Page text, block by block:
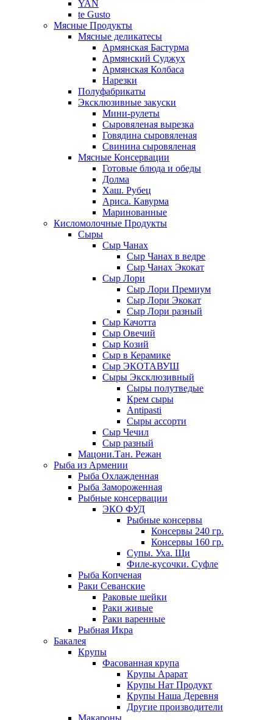
YAN
te Gusto
Мясные Продукты
Мясные деликатесы
Армянская Бастурма
Армянский Суджух
Армянская Колбаса
Нарезки
Полуфабрикаты
Эксклюзивные закуски
Мини-рулеты
Сыровяленая вырезка
Говядина сыровяленая
Свинина сыровяленая
Мясные Консервации
Готовые блюда и обеды
Долма
Хаш. Рубец
Ариса. Кавурма
Маринованные
Кисломолочные Продукты
Сыры
Сыр Чанах
Сыр Чанах в ведре
Сыр Чанах Экокат
Сыр Лори
Сыр Лори Премиум
Сыр Лори Экокат
Сыр Лори разный
Сыр Качотта
Сыр Овечий
Сыр Козий
Сыр в Керамике
Сыр ЭКОТАВУШ
Сыры Эксклюзивный
Сыры полутведые
Крем сыры
Antipasti
Сыры ассорти
Сыр Чечил
Сыр разный
Мацони.Тан. Режан
Рыба из Армении
Рыба Охлажденная
Рыба Замороженная
Рыбные консервации
ЭКО ФУД
Рыбные консервы
Консервы 240 гр.
Консервы 160 гр.
Супы. Уха. Щи
Филе-кусочки. Суфле
Рыба Копченая
Раки Севанские
Раковые шейки
Раки живые
Раки варенные
Рыбная Икра
Бакалея
Крупы
Фасованная крупа
Крупы Арарат
Крупы Нат Продукт
Крупы Наша Деревня
Другие производители
Макароны